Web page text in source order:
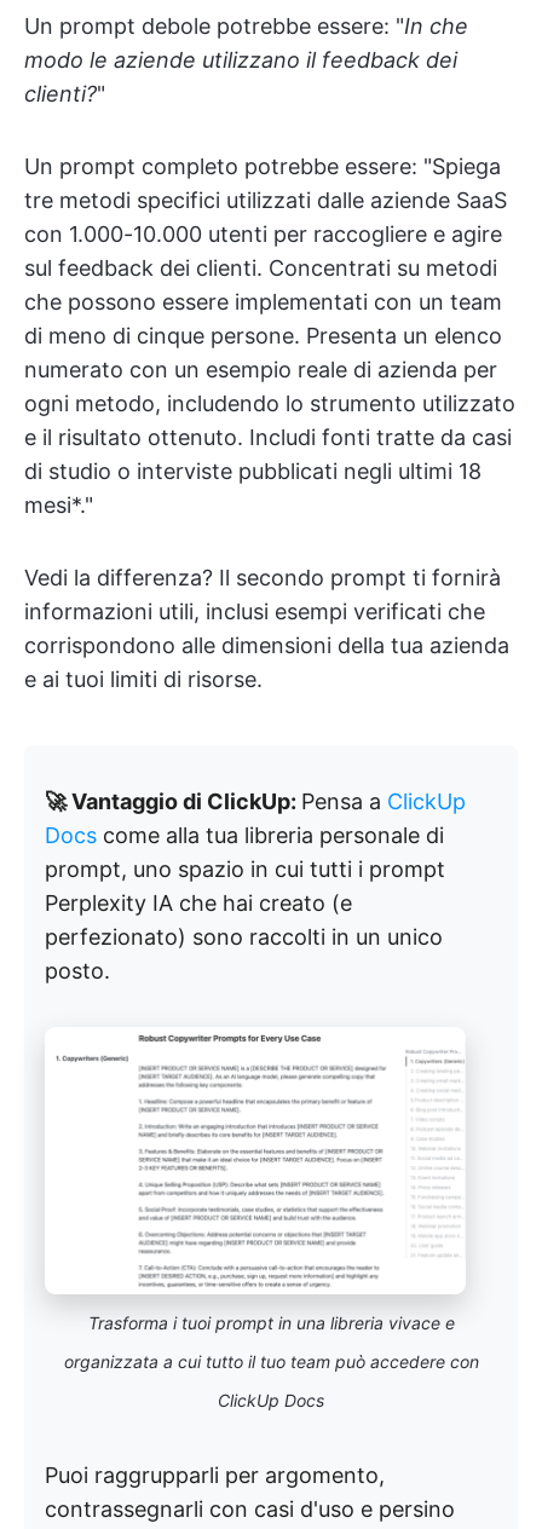
Un prompt debole potrebbe essere: "In che
modo le aziende utilizzano il feedback dei
clienti?"
Un prompt completo potrebbe essere: "Spiega
tre metodi specifici utilizzati dalle aziende SaaS
con 1.000-10.000 utenti per raccogliere e agire
sul feedback dei clienti. Concentrati su metodi
che possono essere implementati con un team
di meno di cinque persone. Presenta un elenco
numerato con un esempio reale di azienda per
ogni metodo, includendo lo strumento utilizzato
e il risultato ottenuto. Includi fonti tratte da casi
di studio o interviste pubblicati negli ultimi 18
mesi*."
Vedi la differenza? Il secondo prompt ti fornirà
informazioni utili, inclusi esempi verificati che
corrispondono alle dimensioni della tua azienda
e ai tuoi limiti di risorse.
🚀 Vantaggio di ClickUp: Pensa a ClickUp
Docs come alla tua libreria personale di
prompt, uno spazio in cui tutti i prompt
Perplexity IA che hai creato (e
perfezionato) sono raccolti in un unico
posto.
Trasforma i tuoi prompt in una libreria vivace e
organizzata a cui tutto il tuo team può accedere con
ClickUp Docs
Puoi raggrupparli per argomento,
contrassegnarli con casi d'uso e persino